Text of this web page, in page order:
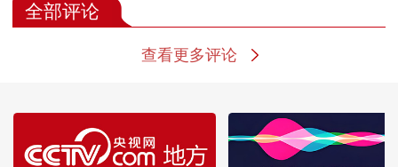
全部评论
查看更多评论